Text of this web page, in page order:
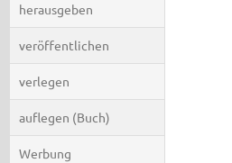
herausgeben
veröffentlichen
verlegen
auflegen (Buch)
Werbung